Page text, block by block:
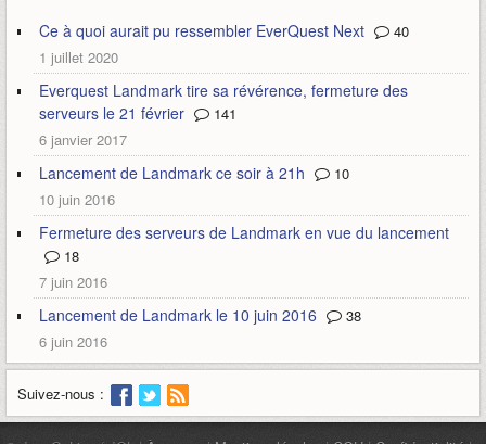
Ce à quoi aurait pu ressembler EverQuest Next
40
1 juillet 2020
Everquest Landmark tire sa révérence, fermeture des
serveurs le 21 février
141
6 janvier 2017
Lancement de Landmark ce soir à 21h
10
10 juin 2016
Fermeture des serveurs de Landmark en vue du lancement
18
7 juin 2016
Lancement de Landmark le 10 juin 2016
38
6 juin 2016
Suivez-nous :